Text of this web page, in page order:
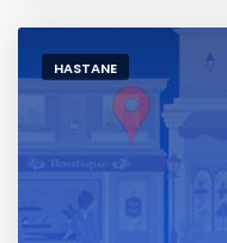
HASTANE